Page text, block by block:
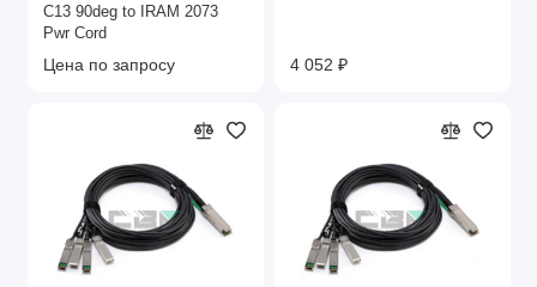
C13 90deg to IRAM 2073
Pwr Cord
Цена по запросу 4 052 ₽